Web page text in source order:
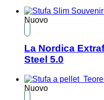
Nuovo
La Nordica
Steel 5.0
Nuovo